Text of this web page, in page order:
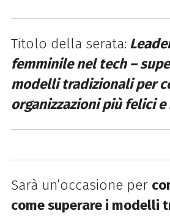
Titolo della serata:
femminile nel tech –
modelli tradizionali per
organizzazioni più felici
Sarà un’occasione per
come superare i modelli